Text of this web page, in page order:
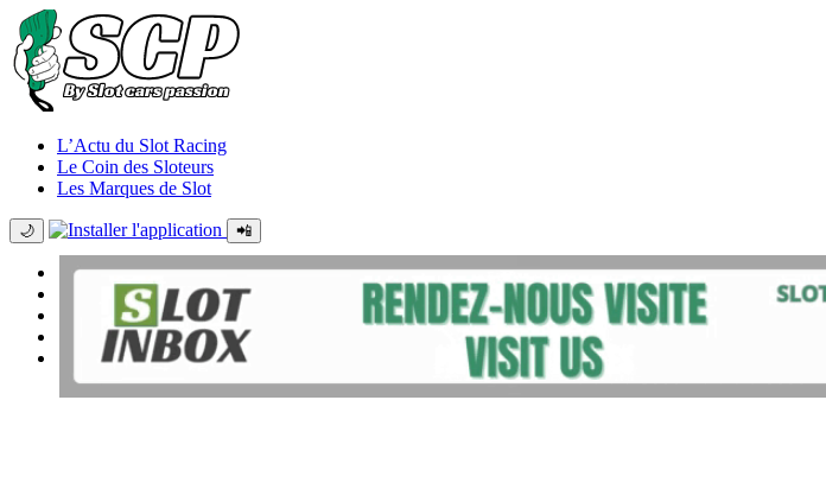
L’Actu du Slot Racing
Le Coin des Sloteurs
Les Marques de Slot
🌙 📲